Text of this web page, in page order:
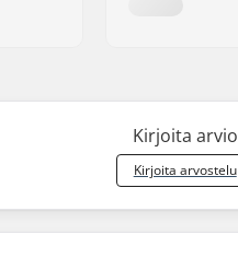
Kirjoita arvio
Kirjoita arvostelu